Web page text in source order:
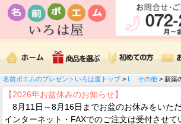
名前ポエムのプレゼントいろは屋トップ> L その他 > 新築
【2026年お盆休みのお知らせ】
8月11日～8月16日までお盆のお休みをいた
インターネット・FAXでのご注文は受付させて